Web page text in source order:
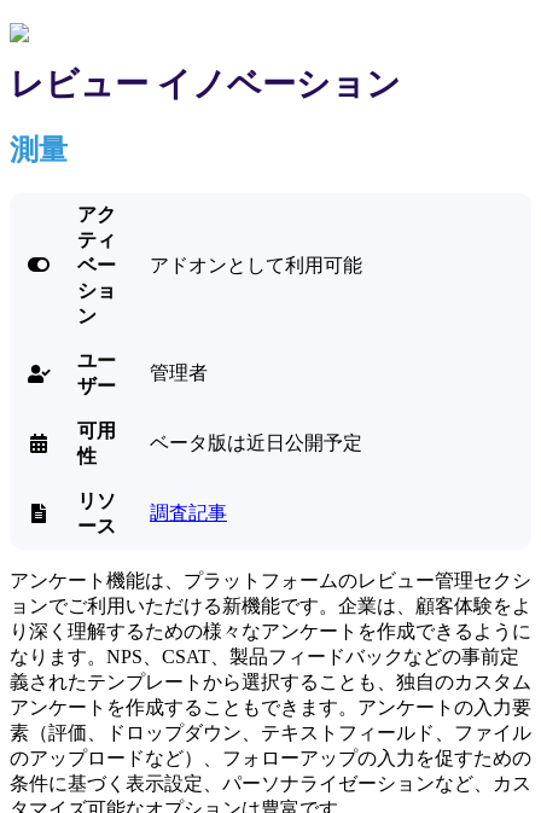
レビュー イノベーション
測量

アク
ティ
ベー
ショ
ン
アドオンとして利用可能

ユー
ザー
管理者

可用
性
ベータ版は近日公開予定

リソ
ース
調査記事
アンケート機能は、プラットフォームのレビュー管理セクシ
ョンでご利用いただける新機能です。企業は、顧客体験をよ
り深く理解するための様々なアンケートを作成できるように
なります。NPS、CSAT、製品フィードバックなどの事前定
義されたテンプレートから選択することも、独自のカスタム
アンケートを作成することもできます。アンケートの入力要
素（評価、ドロップダウン、テキストフィールド、ファイル
のアップロードなど）、フォローアップの入力を促すための
条件に基づく表示設定、パーソナライゼーションなど、カス